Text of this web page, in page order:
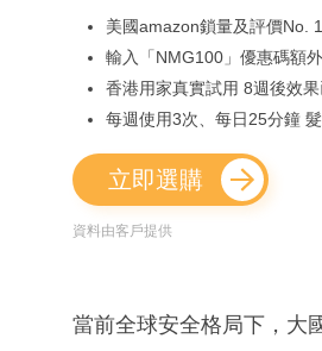
美國amazon鎖量及評價No. 1
輸入「NMG100」優惠碼額
香港用家真實試用 8週後效
每週使用3次、每日25分鐘
立即選購
資料由客戶提供
當前全球安全格局下，大